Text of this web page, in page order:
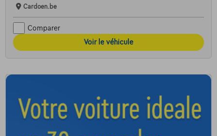
Cardoen.be
Comparer
Voir le véhicule